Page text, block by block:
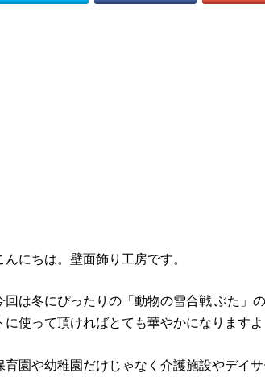
んにちは。壁面飾り工房です。
回は冬にぴったりの「動物の雪合戦 ぶた」
に使って頂ければとても華やかになりますよ
育園や幼稚園だけじゃなく介護施設やデイ